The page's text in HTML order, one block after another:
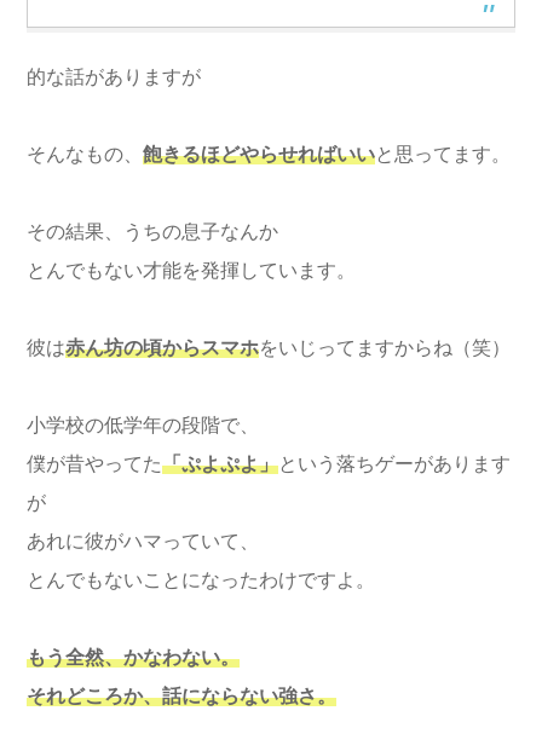
的な話がありますが
そんなもの、 飽きるほどやらせればいいと思ってます。
その結果、うちの息子なんか
とんでもない才能を発揮しています。
彼は赤ん坊の頃からスマホをいじってますからね（笑）
小学校の低学年の段階で、
僕が昔やってた「ぷよぷよ」という落ちゲーがあります
が
あれに彼がハマっていて、
とんでもないことになったわけですよ。
もう全然、かなわない。
それどころか、話にならない強さ。